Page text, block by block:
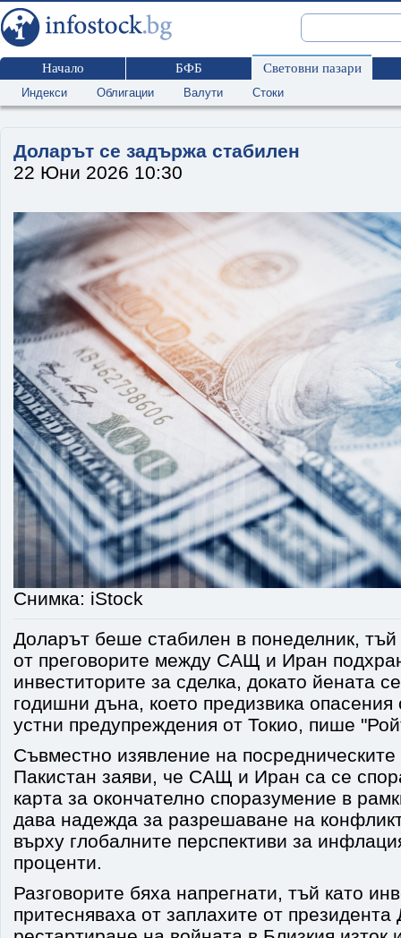
Начало БФБ Световни пазари
Индекси Облигации Валути Стоки
Доларът се задържа стабилен
22 Юни 2026 10:30
Снимка: iStock
Доларът беше стабилен в понеделник, тъй
от преговорите между САЩ и Иран
инвеститорите за сделка, докато йената
годишни дъна, което предизвика опасения
устни предупреждения от Токио, пише
Съвместно изявление на
Пакистан заяви, че САЩ и Иран са се
карта за окончателно споразумение в
дава надежда за разрешаване на
върху глобалните перспективи за
проценти.
Разговорите бяха напрегнати, тъй като
притесняваха от заплахите от